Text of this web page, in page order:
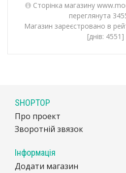
Сторінка магазину
переглянута
Магазин зареєстровано в
[днів: 4551]
SHOPTOP
Про проект
Зворотній звязок
Інформація
Додати магазин